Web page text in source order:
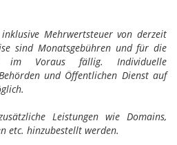
Mehrwertsteuer von derzeit
sind Monatsgebühren und für die
im Voraus fällig. Individuelle
und Öffentlichen Dienst auf
Leistungen wie Domains,
etc. hinzubestellt werden.